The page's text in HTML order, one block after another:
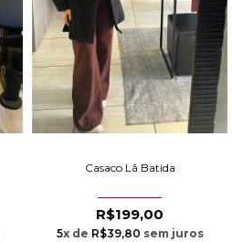
Casaco Lã Batida
R$199,00
5x de R$39,80 sem juros